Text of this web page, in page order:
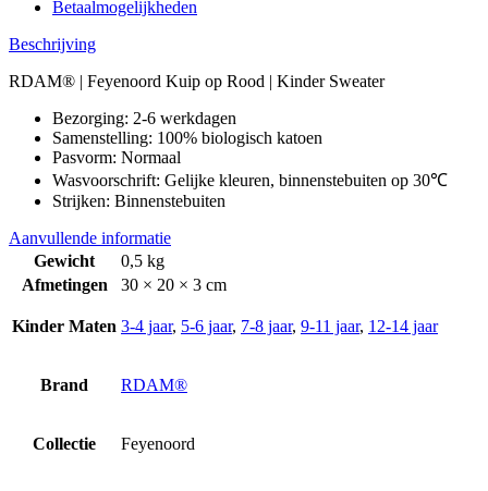
Betaalmogelijkheden
Beschrijving
RDAM® | Feyenoord Kuip op Rood | Kinder Sweater
Bezorging: 2-6 werkdagen
Samenstelling: 100% biologisch katoen
Pasvorm: Normaal
Wasvoorschrift: Gelijke kleuren, binnenstebuiten op 30℃
Strijken: Binnenstebuiten
Aanvullende informatie
Gewicht
0,5 kg
Afmetingen
30 × 20 × 3 cm
Kinder Maten 3-4 jaar, 5-6 jaar, 7-8 jaar, 9-11 jaar, 12-14 jaar
Brand RDAM®
Collectie Feyenoord